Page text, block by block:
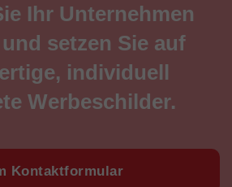
Ihr Unternehmen
setzen Sie auf
individuell
Werbeschilder.
Kontaktformular